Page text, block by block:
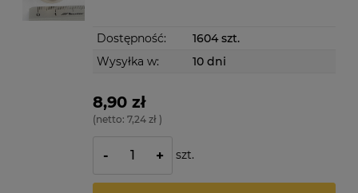
Dostępność:
1604 szt.
Wysyłka w:
10 dni
8,90 zł
(netto:7,24 zł )
- + szt.